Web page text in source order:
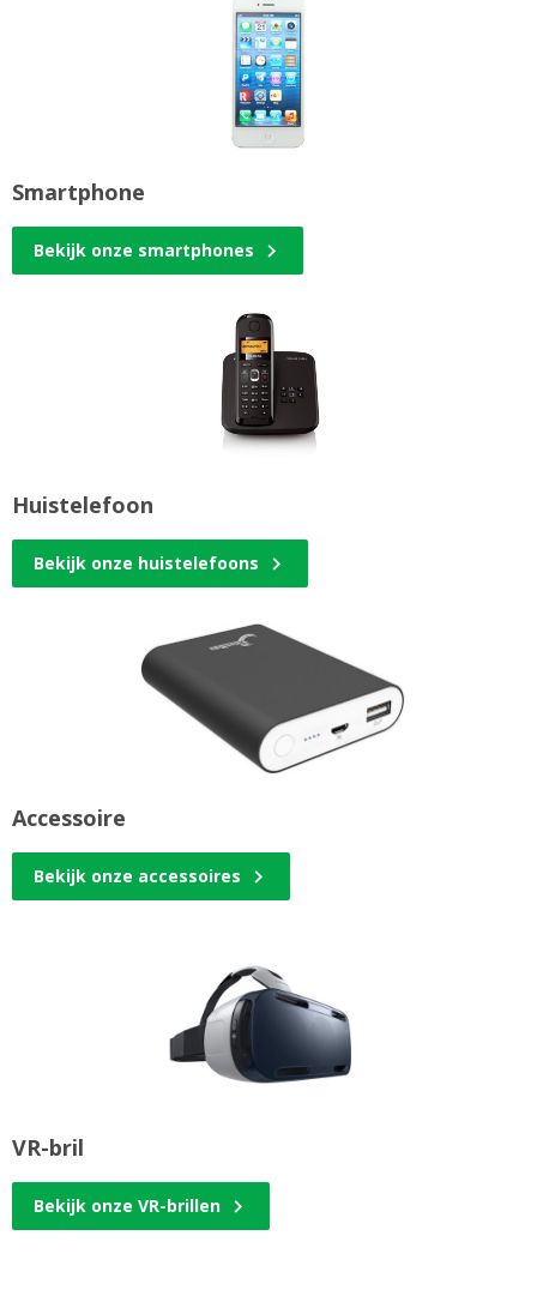
Smartphone
Bekijk onze smartphones
Huistelefoon
Bekijk onze huistelefoons
Accessoire
Bekijk onze accessoires
VR-bril
Bekijk onze VR-brillen